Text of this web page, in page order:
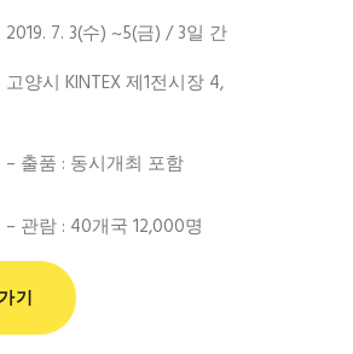
2019. 7. 3(수) ~5(금) / 3일 간
고양시 KINTEX 제1전시장 4,
– 출품 : 동시개최 포함
– 관람 : 40개국 12,000명
기